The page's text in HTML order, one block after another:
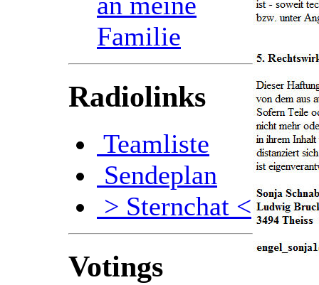
Familie
Radiolinks
Teamliste
Sendeplan
> Sternchat <
Votings